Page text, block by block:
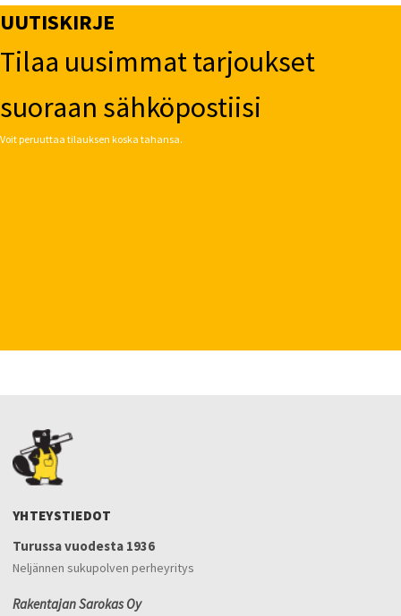
UUTISKIRJE
Tilaa uusimmat tarjoukset
suoraan sähköpostiisi
Voit peruuttaa tilauksen koska tahansa.
YHTEYSTIEDOT
Turussa vuodesta 1936
Neljännen sukupolven perheyritys
Rakentajan Sarokas Oy